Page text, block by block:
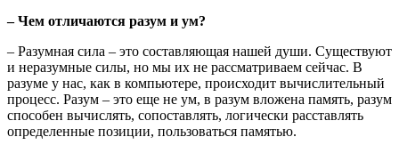
– Чем отличаются разум и ум?
– Разумная сила – это составляющая нашей души. Существуют
и неразумные силы, но мы их не рассматриваем сейчас. В
разуме у нас, как в компьютере, происходит вычислительный
процесс. Разум – это еще не ум, в разум вложена память, разум
способен вычислять, сопоставлять, логически расставлять
определенные позиции, пользоваться памятью.